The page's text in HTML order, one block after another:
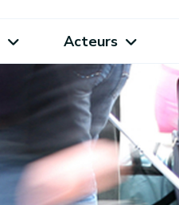
Acteurs